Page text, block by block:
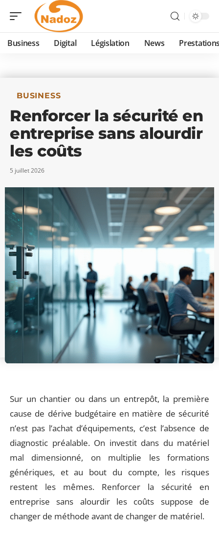
Business Digital Législation News
BUSINESS
Renforcer la sécurité en
entreprise sans alourdir
les coûts
5 juillet 2026
Sur un chantier ou dans un entrepôt, la première
cause de dérive budgétaire en matière de sécurité
n’est pas l’achat d’équipements, c’est l’absence de
diagnostic préalable. On investit dans du matériel
mal dimensionné, on multiplie les formations
génériques, et au bout du compte, les risques
restent les mêmes. Renforcer la sécurité en
entreprise sans alourdir les coûts suppose de
changer de méthode avant de changer de matériel.